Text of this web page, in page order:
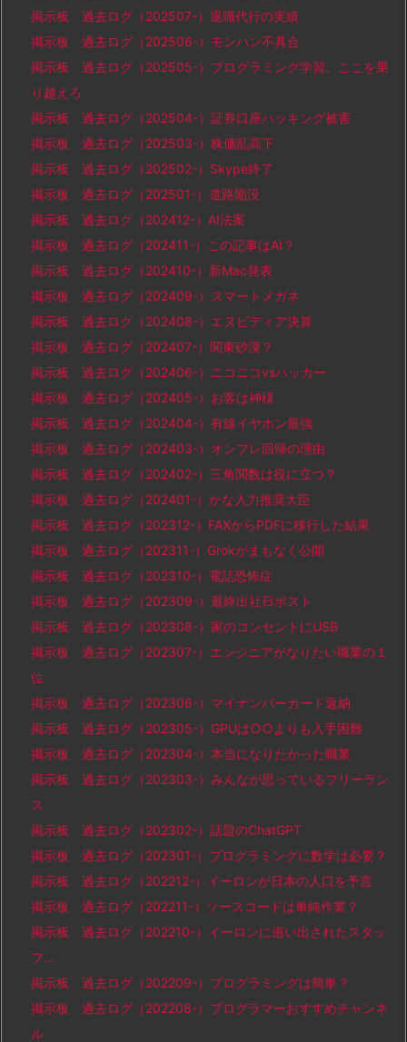
掲示板 過去ログ（202507-）退職代行の実績
掲示板 過去ログ（202506-）モンハン不具合
掲示板 過去ログ（202505-）プログラミング学習、ここを乗
り越えろ
掲示板 過去ログ（202504-）証券口座ハッキング被害
掲示板 過去ログ（202503-）株価乱高下
掲示板 過去ログ（202502-）Skype終了
掲示板 過去ログ（202501-）道路陥没
掲示板 過去ログ（202412-）AI法案
掲示板 過去ログ（202411-）この記事はAI？
掲示板 過去ログ（202410-）新Mac発表
掲示板 過去ログ（202409-）スマートメガネ
掲示板 過去ログ（202408-）エヌビディア決算
掲示板 過去ログ（202407-）関東砂漠？
掲示板 過去ログ（202406-）ニコニコvsハッカー
掲示板 過去ログ（202405-）お客は神様
掲示板 過去ログ（202404-）有線イヤホン最強
掲示板 過去ログ（202403-）オンプレ回帰の理由
掲示板 過去ログ（202402-）三角関数は役に立つ？
掲示板 過去ログ（202401-）かな入力推奨大臣
掲示板 過去ログ（202312-）FAXからPDFに移行した結果
掲示板 過去ログ（202311-）Grokがまもなく公開
掲示板 過去ログ（202310-）電話恐怖症
掲示板 過去ログ（202309-）最終出社日ポスト
掲示板 過去ログ（202308-）家のコンセントにUSB
掲示板 過去ログ（202307-）エンジニアがなりたい職業の１
位
掲示板 過去ログ（202306-）マイナンバーカード返納
掲示板 過去ログ（202305-）GPUは○○よりも入手困難
掲示板 過去ログ（202304-）本当になりたかった職業
掲示板 過去ログ（202303-）みんなが思っているフリーラン
ス
掲示板 過去ログ（202302-）話題のChatGPT
掲示板 過去ログ（202301-）プログラミングに数学は必要？
掲示板 過去ログ（202212-）イーロンが日本の人口を予言
掲示板 過去ログ（202211-）ソースコードは単純作業？
掲示板 過去ログ（202210-）イーロンに追い出されたスタッ
フ…
掲示板 過去ログ（202209-）プログラミングは簡単？
掲示板 過去ログ（202208-）プログラマーおすすめチャンネ
ル